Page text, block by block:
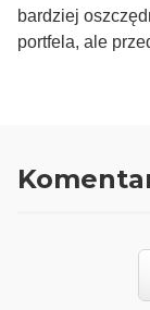
bardziej
portfela, ale